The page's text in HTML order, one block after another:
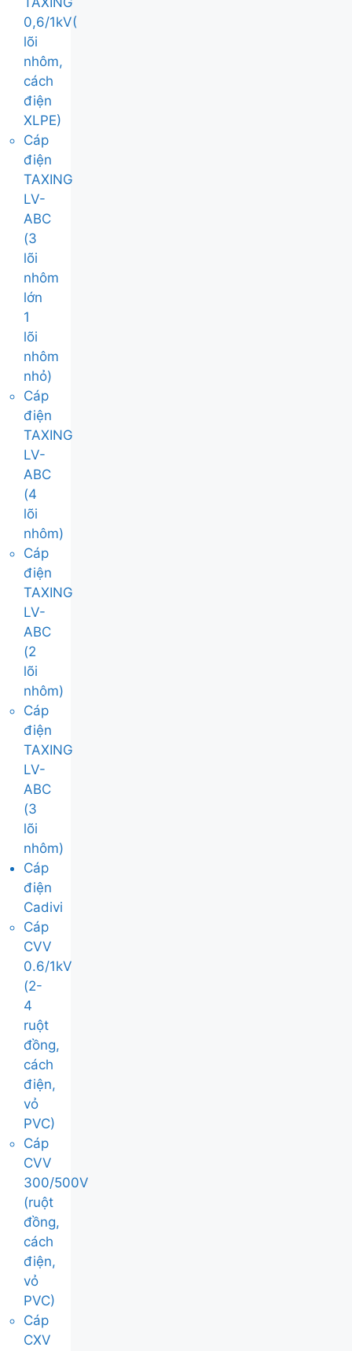
0,6/1kV(
lõi
nhôm,
cách
điện
XLPE)
Cáp
điện
TAXING
LV-
ABC
(3
lõi
nhôm
lớn
1
lõi
nhôm
nhỏ)
Cáp
điện
TAXING
LV-
ABC
(4
lõi
nhôm)
Cáp
điện
TAXING
LV-
ABC
(2
lõi
nhôm)
Cáp
điện
TAXING
LV-
ABC
(3
lõi
nhôm)
Cáp
điện
Cadivi
Cáp
CVV
0.6/1kV
(2-
4
ruột
đồng,
cách
điện,
vỏ
PVC)
Cáp
CVV
300/500V
(ruột
đồng,
cách
điện,
vỏ
PVC)
Cáp
CXV